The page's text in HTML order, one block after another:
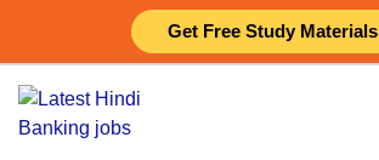
Get Free Study Materials
content